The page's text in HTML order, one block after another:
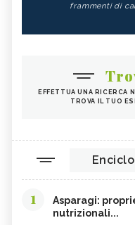
frammenti di
EFFETTUA UNA RICERCA
TROVA IL TUO
1
Asparagi:
nutrizionali...